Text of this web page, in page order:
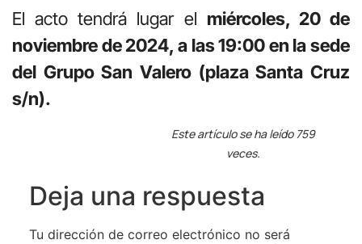
El acto tendrá lugar el miércoles, 20 de
noviembre de 2024, a las19:00 en la sede
del Grupo San Valero (plaza Santa Cruz
s/n).
Este artículo se ha leído 759
veces.
Deja una respuesta
Tu dirección de correo electrónico no será